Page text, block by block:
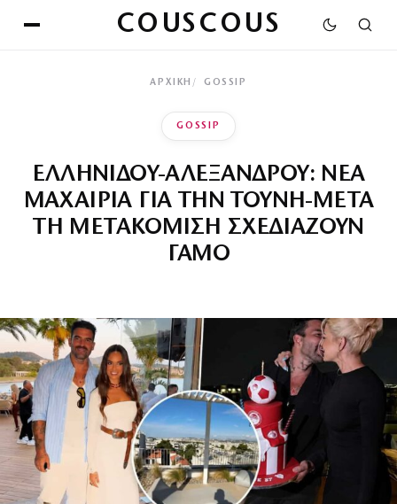
COUSCOUS
ΑΡΧΙΚΉ GOSSIP
GOSSIP
ΕΛΛΗΝΙΔΟΥ-ΑΛΕΞΑΝΔΡΟΥ: ΝΕΑ
ΜΑΧΑΙΡΙΑ ΓΙΑ ΤΗΝ ΤΟΥΝΗ-ΜΕΤΑ
ΤΗ ΜΕΤΑΚΟΜΙΣΗ ΣΧΕΔΙΑΖΟΥΝ
ΓΑΜΟ